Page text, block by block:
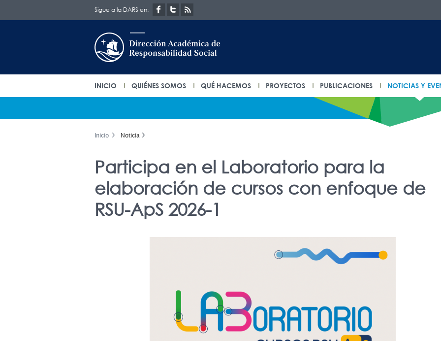
Sigue a la DARS en:
INICIO QUIÉNES SOMOS QUÉ HACEMOS PROYECTOS PUBLICACIONES NOTICIAS Y
Inicio Noticia
Participa en el Laboratorio para la
elaboración de cursos con enfoque de
RSU-ApS 2026-1